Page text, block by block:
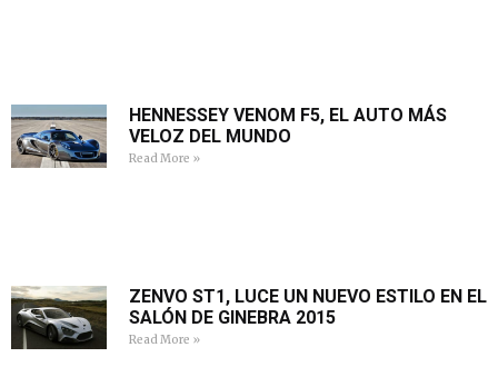
HENNESSEY VENOM F5, EL AUTO MÁS
VELOZ DEL MUNDO
Read More »
ZENVO ST1, LUCE UN NUEVO ESTILO EN EL
SALÓN DE GINEBRA 2015
Read More »